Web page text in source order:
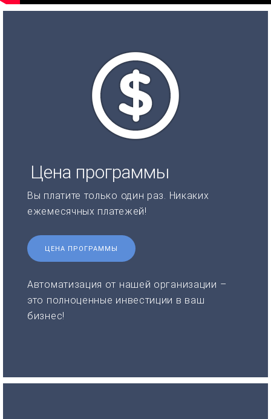
Цена программы
Вы платите только один раз. Никаких
ежемесячных платежей!
ЦЕНА ПРОГРАММЫ
Автоматизация от нашей организации –
это полноценные инвестиции в ваш
бизнес!